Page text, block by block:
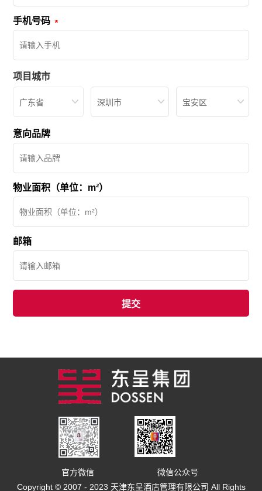
手机号码
项目城市
广东省 深圳市 宝安区
意向品牌
物业面积（单位：m²）
邮箱
官方微信
微信公众号
Copyright © 2007 - 2023 天津东呈酒店管理有限公司 All Rights